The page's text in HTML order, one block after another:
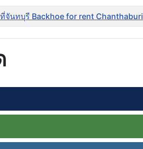
จันทบุรี Backhoe for rent Chanthaburi